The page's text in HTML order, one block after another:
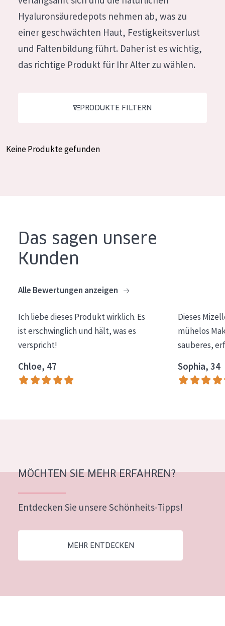
Hautregeneration
Hautstraffung
PRODUKTTYP
Tagescreme
Reinigung
Expert
HAUTTYP
Normale bis trockene Haut
Mischhaut und fettige Haut
Reife Haut
Der Sonne ausgesetzte Haut
ALTER
Hyaluronsäuredepots nehmen ab, was zu
einer geschwächten Haut, Festigkeitsverlust
und Faltenbildung führt. Daher ist es wichtig,
das richtige Produkt für Ihr Alter zu wählen.
PRODUKTE FILTERN
Keine Produkte gefunden
Das sagen unsere
Kunden
Alle Bewertungen anzeigen
Ich liebe dieses Produkt wirklich. Es
ist erschwinglich und hält, was es
verspricht!
Chloe, 47
Dieses
mühelos
sauberes,
Sophia, 34
MÖCHTEN SIE MEHR ERFAHREN?
Entdecken Sie unsere Schönheits-Tipps!
MEHR ENTDECKEN